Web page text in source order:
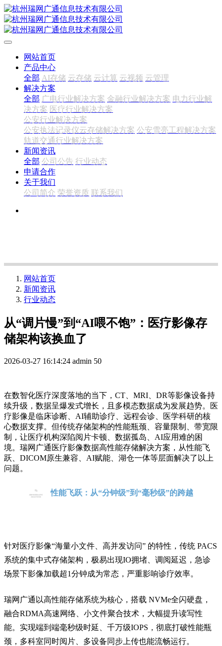
网站首页
产品中心
全部 AI存储 云存储 云计算 云视频 云管理
解决方案
全部 广电行业解决方案 金融行业解决方案 电力行业解
决方案 医疗行业解决方案
公安行业解决方案
公安执法记录仪云存储解决方案 公安雪亮工程解决方案
轨道交通行业解决方案
新闻资讯
全部 公司公告 行业动态
申请合作
关于我们
公司简介 荣誉资质 联系我们
网站首页
新闻资讯
行业动态
从“调片慢”到“AI喂不饱”：医疗影像存
储架构该换血了
2026-03-27 16:14:24 admin 50
在数智化医疗深度落地的当下， CT、MRI、DR等影像设备持
续升级，数据呈爆发式增长 ， 且多模态数据成为发展趋势。
医
疗影像是临床诊断、 AI辅助诊疗、远程会诊、医学科研的核
心数据支撑。但传统存储架构的性能瓶颈
容量限制、 带宽限
制
，让医疗机构深陷阅片卡顿、数据孤岛、 AI应用难的困
境。瑞网广通医疗影像数据高性能存储解决方案，从性能飞
跃、 DICOM原生兼容、AI赋能、湖仓一体等层面解决了以上
问题。
性能飞跃：从“分钟级”到“毫秒级”的跨越
针对医疗影像“海量小文件、高并发访问” 的特性， 传统 PACS
系统的集中式存储架构，极易出现IO拥堵、调阅延迟，急诊
场景下影像加载超1分钟成为常态，严重影响诊疗效率。
瑞网广通以高性能存储系统为核心，搭载 NVMe全闪硬盘，
融合RDMA高速网络 、小文件聚合技术， 大幅提升读写性
能。 实现端到端毫秒级时延、千万级IOPS ， 彻底打破性能瓶
颈 ，多科室同时阅片、多设备同步上传也能流畅运行。